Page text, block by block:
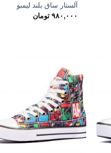
آلستار ساق بلند لیمبو
۹۸۰,۰۰۰ تومان